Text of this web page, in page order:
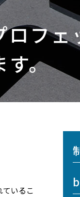
フェ
す。
いるこ